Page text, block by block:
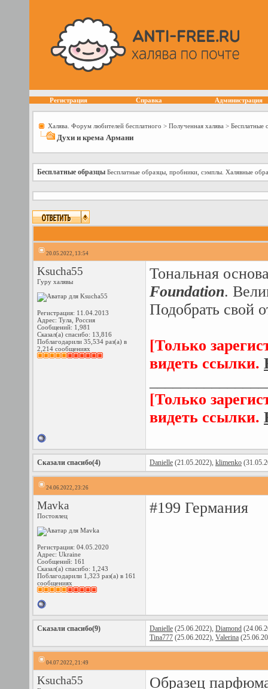
Регистрация Справка Администрация
Халява. Форум любителей бесплатного > Полученная халява > Бесплатные
Духи и крема Армани
Бесплатные образцы Бесплатные образцы, пробники, сэмплы. Халявные
20.05.2022, 13:54
Ksucha55
Гуру халявы
Регистрация: 11.04.2013
Адрес: Тула, Россия
Сообщений: 1,981
Сказал(а) спасибо: 13,816
Поблагодарили 35,534 раз(а) в
2,214 сообщениях
Тональная
Foundation.
Подобрать свой
[Только
видеть ссылки.
[Только
видеть ссылки.
Сказали спасибо(4) Danielle (21.05.2022), klimenko
24.06.2022, 23:26
Mavka
Постоялец
Регистрация: 04.05.2020
Адрес: Ukraine
Сообщений: 161
Сказал(а) спасибо: 1,243
Поблагодарили 1,323 раз(а) в 161
сообщениях
#199 Германия
Сказали спасибо(9) Danielle (25.06.2022), Diamond
Tina777 (25.06.2022), Valerina
04.07.2022, 21:49
Ksucha55
Образец